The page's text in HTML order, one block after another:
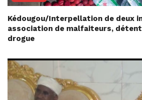
Kédougou/Interpellation de deux
association de malfaiteurs,
drogue